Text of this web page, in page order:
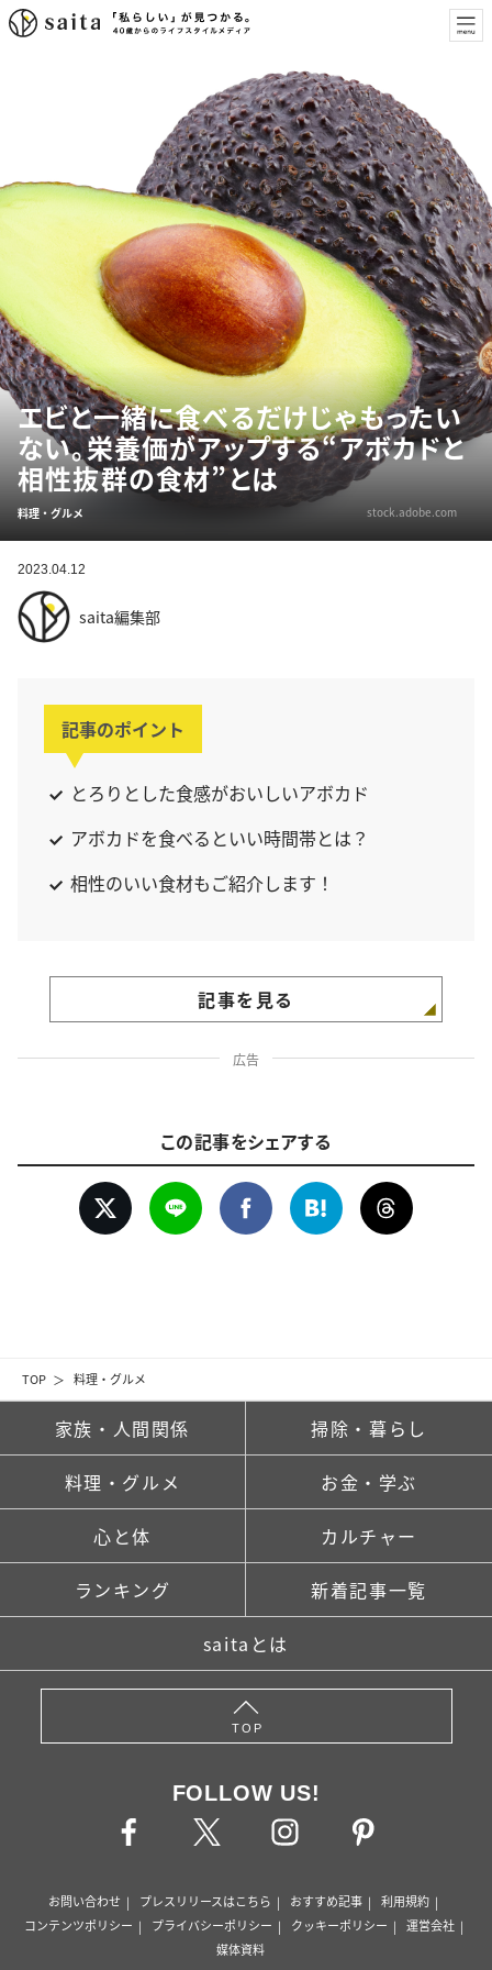
TOP 料理・グルメ
エビと一緒に食べるだけじゃもったい
ない。栄養価がアップする“アボカドと
相性抜群の食材”とは
料理・グルメ stock.adobe.com
2023.04.12
saita編集部
記事のポイント
とろりとした食感がおいしいアボカド
アボカドを食べるといい時間帯とは？
相性のいい食材もご紹介します！
記事を見る
広告
この記事をシェアする
家族・人間関係 掃除・暮らし
料理・グルメ お金・学ぶ
心と体 カルチャー
ランキング 新着記事一覧
saitaとは
TOP
FOLLOW US!
お問い合わせ プレスリリースはこちら おすすめ記事
利用規約
コンテンツポリシー
プライバシーポリシー クッキーポリシー
運営会社
媒体資料